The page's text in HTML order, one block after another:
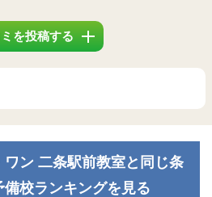
を投稿する
ン 二条駅前教室と同じ条
校ランキングを見る